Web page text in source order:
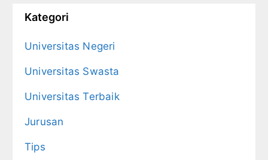
Kategori
Universitas Negeri
Universitas Swasta
Universitas Terbaik
Jurusan
Tips